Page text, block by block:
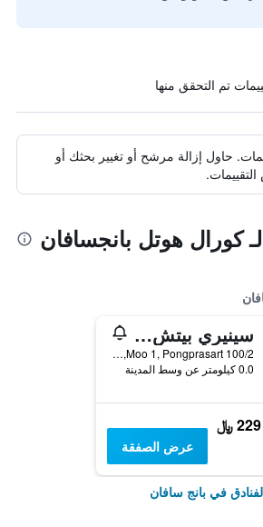
حاول إزالة مرشح أو تغيير بحثك أو
كورال هوتل بانجسافان
سينيري بيتش ريزورت
100/2 Moo 1, Pongprasart, بانج سافان, تايلاند
0.0 كيلومتر عن وسط المدينة
229 ﷼
عرض الصفقة
في بانج سافان